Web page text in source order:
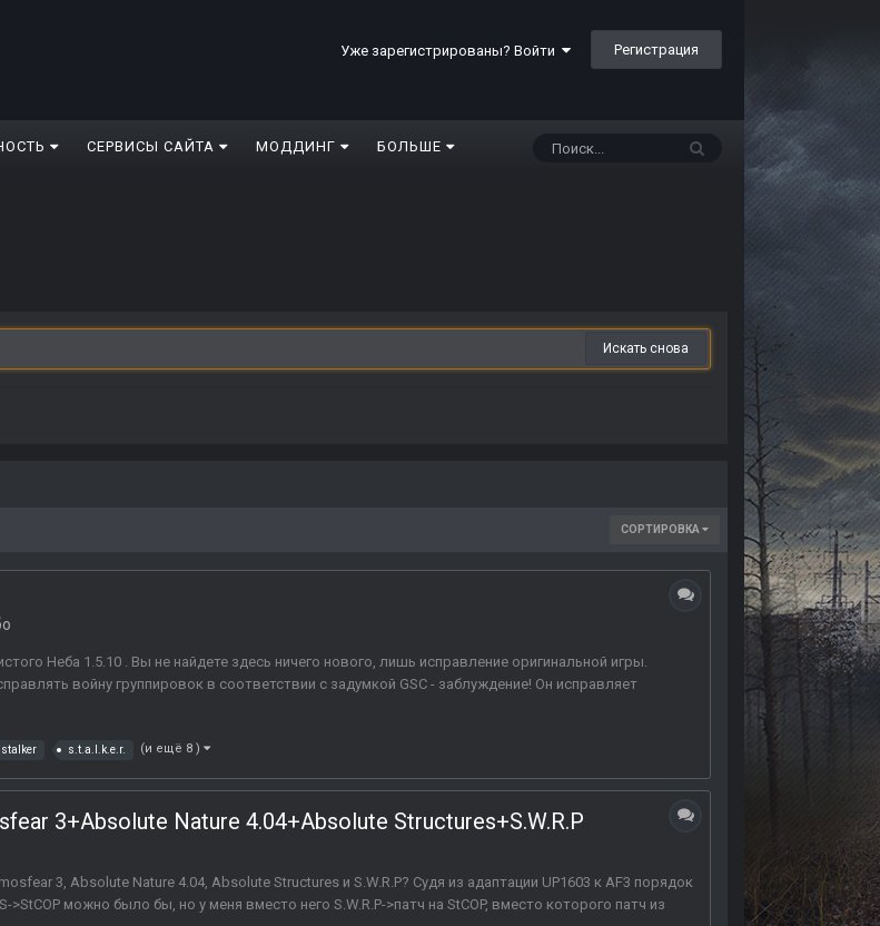
Уже зарегистрированы? Войти Регистрация
СЕРВИСЫ САЙТА МОДДИНГ БОЛЬШЕ
Искать снова
СОРТИРОВКА
Неба 1.5.10 . Вы не найдете здесь ничего нового, лишь исправление оригинальной игры.
войну группировок в соответствии с задумкой GSC - заблуждение! Он исправляет
stalker s.t.a.l.k.e.r. (и ещё 8 )
3+Absolute Nature 4.04+Absolute Structures+S.W.R.P
3, Absolute Nature 4.04, Absolute Structures и S.W.R.P? Судя из адаптации UP1603 к AF3 порядок
можно было бы, но у меня вместо него S.W.R.P->патч на StCOP, вместо которого патч из